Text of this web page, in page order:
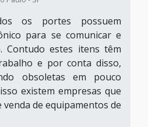
os portes possuem
para se comunicar e
Contudo estes itens têm
e por conta disso,
obsoletas em pouco
existem empresas que
venda de equipamentos de